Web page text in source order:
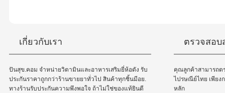
เกี่ยวกับเรา
ปันสุข.คอม จำหน่ายวิตามินและอาหารเสริมยี่ห้อดัง รับ
ประกันราคาถูกกว่าร้านขายยาทั่วไป สินค้าทุกชิ้นมีอย.
ทางร้านรับประกันความพึงพอใจ ถ้าไม่ใช่ของแท้ยินดี
ตรวจสอ
คุณลูกค้าสามารถต
ไปรษณีย์ไทย เพียง
หลัก